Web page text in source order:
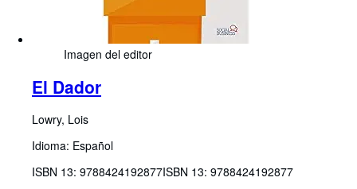
Imagen del editor
El Dador
Lowry, Lois
Idioma: Español
ISBN 13: 9788424192877ISBN 13: 9788424192877